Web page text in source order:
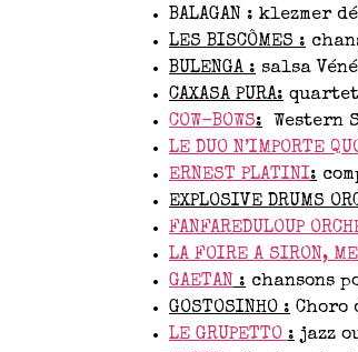
BALAGAN : klezmer
LES BISCÔMES :
BULENGA : salsa
CAXASA PURA: quartet
COW-BOWS: Western
LE DUO N’IMPORTE
ERNEST PLATINI:
EXPLOSIVE DRUMS
FANFAREDULOUP
LA FOIRE A SIRON,
GAETAN: chansons
GOSTOSINHO : Choro
LE GRUPETTO: jazz